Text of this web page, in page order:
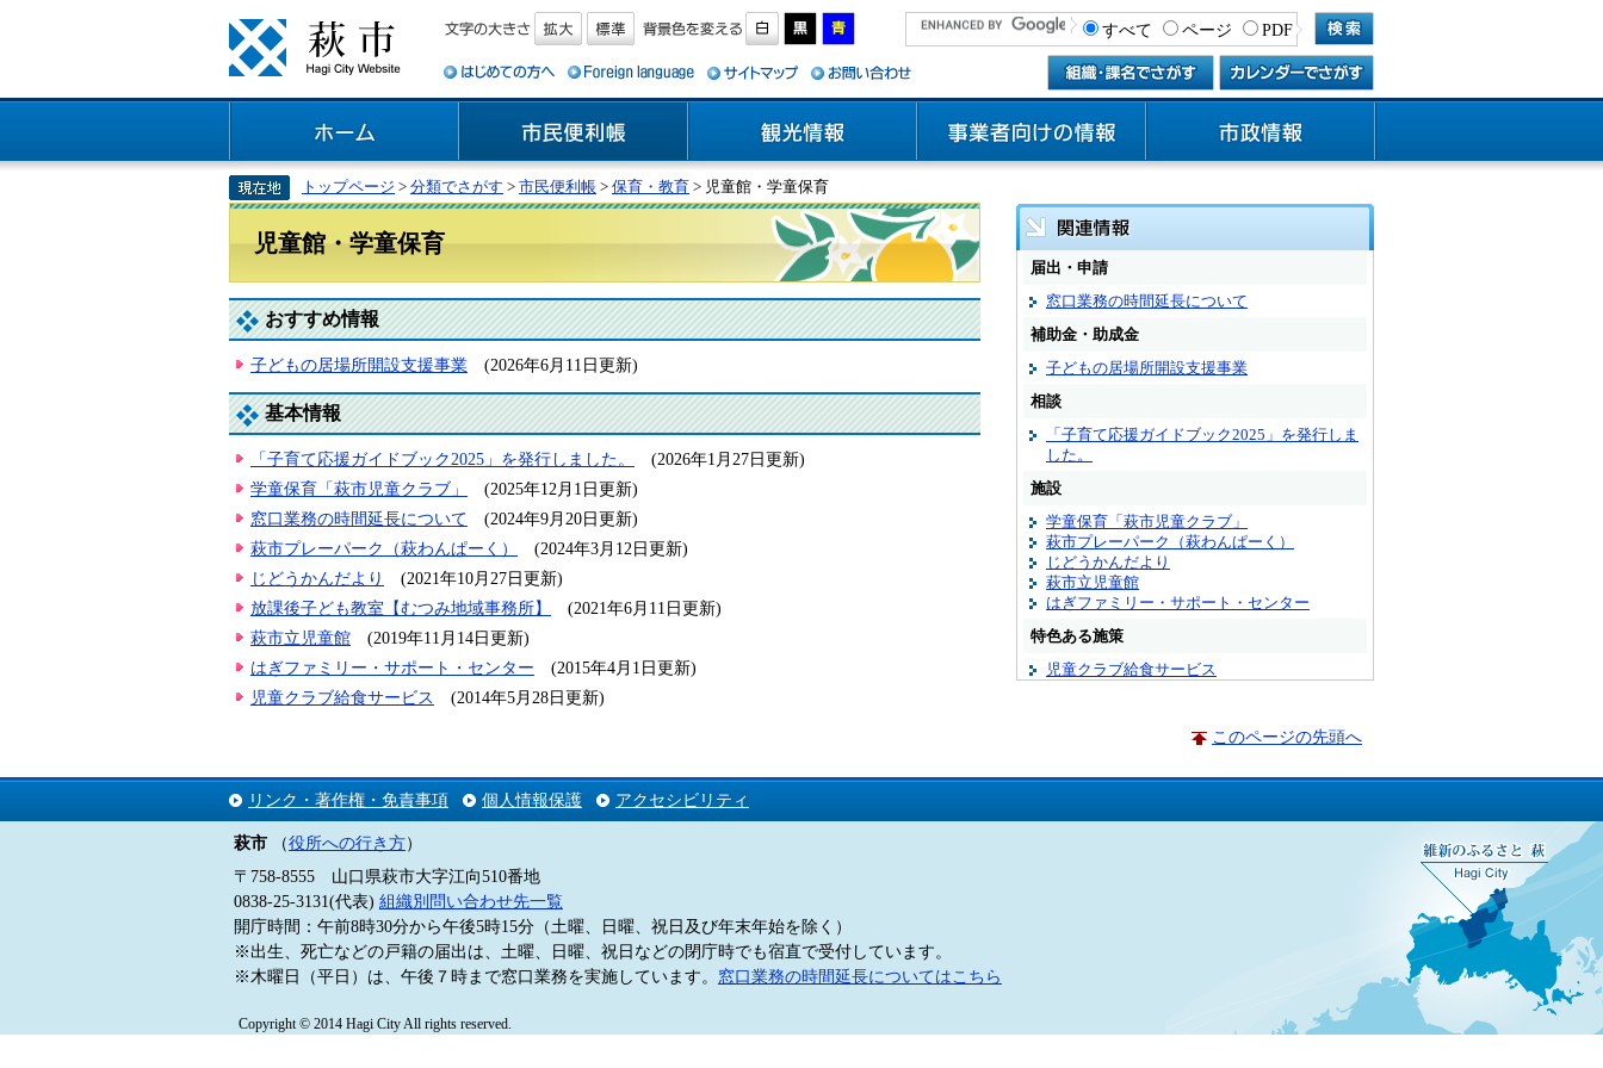
すべて ページ PDF
トップページ > 分類でさがす > 市民便利帳 > 保育・教育 > 児童館・学童保育
児童館・学童保育
おすすめ情報
子どもの居場所開設支援事業 (2026年6月11日更新)
基本情報
「子育て応援ガイドブック2025」を発行しました。
(2026年1月27日更新)
学童保育「萩市児童クラブ」
(2025年12月1日更新)
窓口業務の時間延長について
(2024年9月20日更新)
萩市プレーパーク（萩わんぱーく）
(2024年3月12日更新)
じどうかんだより
(2021年10月27日更新)
放課後子ども教室【むつみ地域事務所】
(2021年6月11日更新)
萩市立児童館
(2019年11月14日更新)
はぎファミリー・サポート・センター
(2015年4月1日更新)
児童クラブ給食サービス
(2014年5月28日更新)
届出・申請
窓口業務の時間延長について
補助金・助成金
子どもの居場所開設支援事業
相談
「子育て応援ガイドブック2025」を発行しま
した。
施設
学童保育「萩市児童クラブ」
萩市プレーパーク（萩わんぱーく）
じどうかんだより
萩市立児童館
はぎファミリー・サポート・センター
特色ある施策
児童クラブ給食サービス
このページの先頭へ
リンク・著作権・免責事項 個人情報保護 アクセシビリティ
萩市 （役所への行き方）
〒758-8555 山口県萩市大字江向510番地
0838-25-3131(代表) 組織別問い合わせ先一覧
開庁時間：午前8時30分から午後5時15分（土曜、日曜、祝日及び年末年始を除く）
※出生、死亡などの戸籍の届出は、土曜、日曜、祝日などの閉庁時でも宿直で受付しています。
※木曜日（平日）は、午後７時まで窓口業務を実施しています。 窓口業務の時間延長についてはこちら
Copyright © 2014 Hagi City All rights reserved.